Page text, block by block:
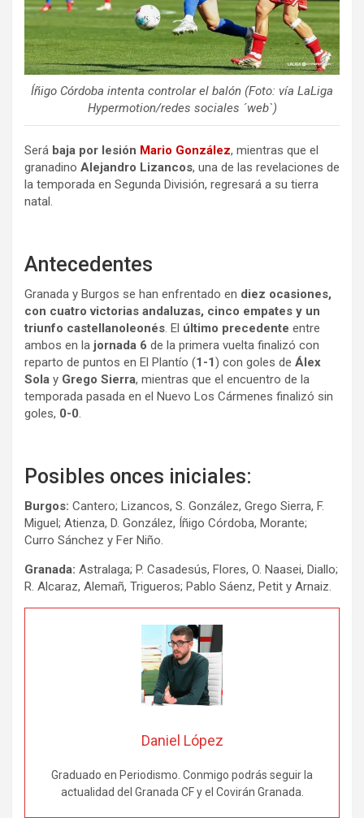
Íñigo Córdoba intenta controlar el balón (Foto: vía LaLiga
Hypermotion/redes sociales ´web`)
Será baja por lesión Mario González, mientras que el
granadino Alejandro Lizancos, una de las revelaciones de
la temporada en Segunda División, regresará a su tierra
natal.
Antecedentes
Granada y Burgos se han enfrentado en diez ocasiones,
con cuatro victorias andaluzas, cinco empates y un
triunfo castellanoleonés. El último precedente entre
ambos en la jornada 6 de la primera vuelta finalizó con
reparto de puntos en El Plantío (1-1) con goles de Álex
Sola y Grego Sierra, mientras que el encuentro de la
temporada pasada en el Nuevo Los Cármenes finalizó sin
goles, 0-0.
Posibles onces iniciales:
Burgos: Cantero; Lizancos, S. González, Grego Sierra, F.
Miguel; Atienza, D. González, Íñigo Córdoba, Morante;
Curro Sánchez y Fer Niño.
Granada: Astralaga; P. Casadesús, Flores, O. Naasei, Diallo;
R. Alcaraz, Alemañ, Trigueros; Pablo Sáenz, Petit y Arnaiz.
Daniel López
Graduado en Periodismo. Conmigo podrás seguir la
actualidad del Granada CF y el Covirán Granada.